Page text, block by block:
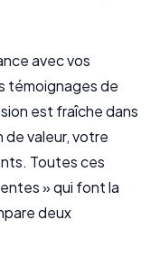
avec vos
témoignages de
est fraîche dans
valeur, votre
Toutes ces
» qui font la
deux